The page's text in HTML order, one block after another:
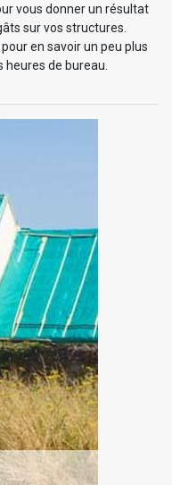
vous donner un résultat
sur vos structures.
en savoir un peu plus
de bureau.